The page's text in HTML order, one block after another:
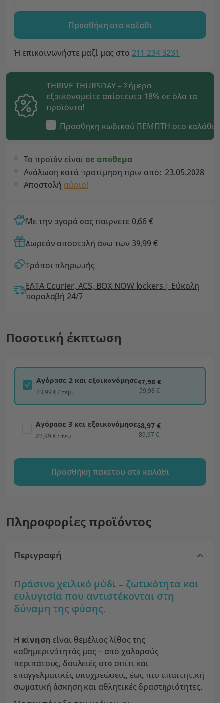
Προσθήκη στο καλάθι
Ή επικοινωνήστε μαζί μας στο 211 234 3231
THRIVE THURSDAY – Σήμερα
εξοικονομείτε απίστευτα 18% σε όλα τα
προϊόντα!
Προσθήκη κωδικού ΠΕΜΠΤΗ στο καλάθι
Το προϊόν είναι σε απόθεμα
Ανάλωση κατά προτίμηση πριν από: 23.05.2028
Αποστολή αύριο!
Με την αγορά σας παίρνετε 0,66 €
Δωρεάν αποστολή άνω των 39,99 €
Τρόποι πληρωμής
ΕΛΤΑ Courier, ACS, BOX NOW lockers | Εύκολη
παραλαβή 24/7
Ποσοτική έκπτωση
Αγόρασε 2 και εξοικονόμησε
23,99 € / τεμ.
47,98 €
59,98 €
Αγόρασε 3 και εξοικονόμησε
22,99 € / τεμ.
68,97 €
89,97 €
Προσθήκη πακέτου στο καλάθι
Πληροφορίες προϊόντος
Περιγραφή
Πράσινο χειλικό μύδι – ζωτικότητα και
ευλυγισία που αντιστέκονται στη
δύναμη της φύσης.
Η κίνηση είναι θεμέλιος λίθος της
καθημερινότητάς μας – από χαλαρούς
περιπάτους, δουλειές στο σπίτι και
επαγγελματικές υποχρεώσεις, έως πιο απαιτητική
σωματική άσκηση και αθλητικές δραστηριότητες.